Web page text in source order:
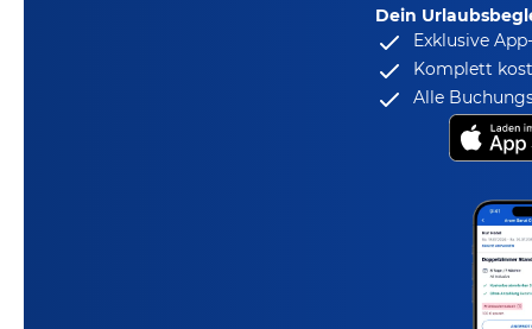
Dein
Exklusive
Komplett
Alle